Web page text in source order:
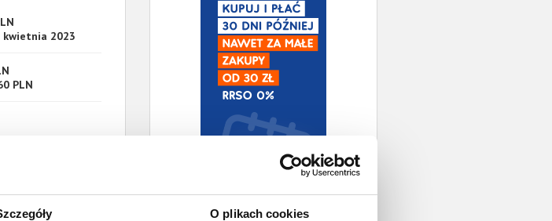
O plikach cookies
kwietnia 2023
PLN